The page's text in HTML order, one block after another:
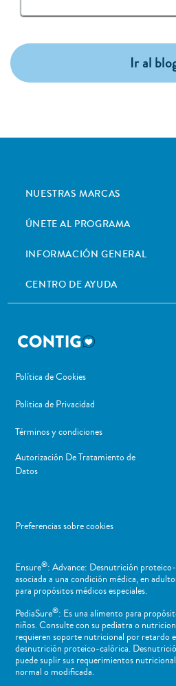
Ir al
NUESTRAS MARCAS
ÚNETE AL PROGRAMA
INFORMACIÓN GENERAL
CENTRO DE AYUDA
Política de Cookies
Politica de Privacidad
Términos y condiciones
Autorización De Tratamiento de
Datos
Preferencias sobre cookies
Ensure®: Advance: Desnutrición
asociada a una condición médica, en
para propósitos médicos especiales.
PediaSure®: Es una alimento para
niños​. Consulte con su pediatra o
requieren soporte nutricional por retardo
desnutrición proteico-calórica.
puede suplir sus requerimientos
normal o ​modificada.